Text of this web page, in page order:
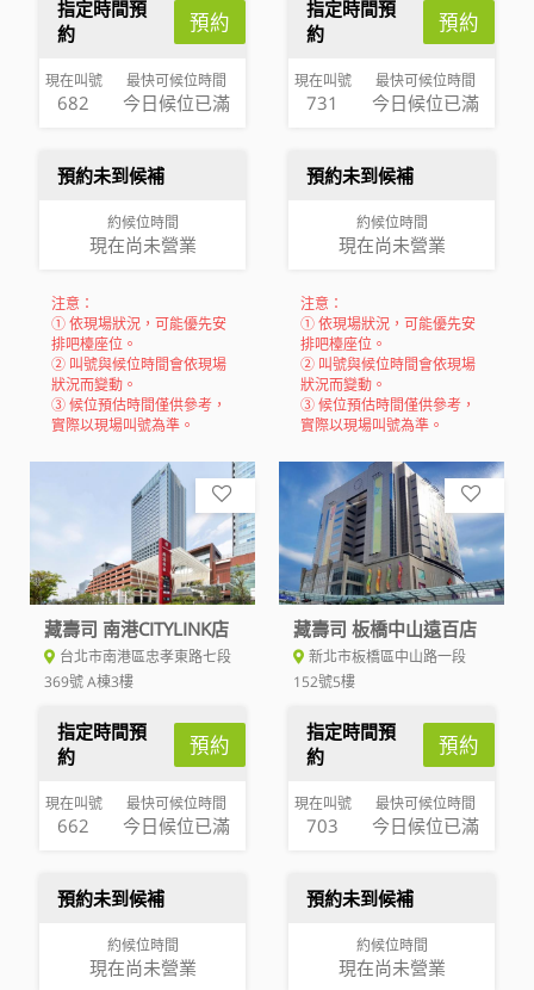
指定時間預
約
預約
現在叫號
682
最快可候位時間
今日候位已滿
預約未到候補
約候位時間
現在尚未營業
注意：
① 依現場狀況，可能優先安
排吧檯座位。
② 叫號與候位時間會依現場
狀況而變動。
③ 候位預估時間僅供參考，
實際以現場叫號為準。
指定時間預
約
預約
現在叫號
731
最快可候位時間
今日候位已滿
預約未到候補
約候位時間
現在尚未營業
注意：
① 依現場狀況，可能優先安
排吧檯座位。
② 叫號與候位時間會依現場
狀況而變動。
③ 候位預估時間僅供參考，
實際以現場叫號為準。
藏壽司 南港CITYLINK店
台北市南港區忠孝東路七段
369號 A棟3樓
指定時間預
約
預約
現在叫號
662
最快可候位時間
今日候位已滿
預約未到候補
約候位時間
現在尚未營業
藏壽司 板橋中山遠百店
新北市板橋區中山路一段
152號5樓
指定時間預
約
預約
現在叫號
703
最快可候位時間
今日候位已滿
預約未到候補
約候位時間
現在尚未營業